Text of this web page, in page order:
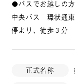
●バスでお越しの方
中央バス 環状通東
停より、徒歩３分
正式名称